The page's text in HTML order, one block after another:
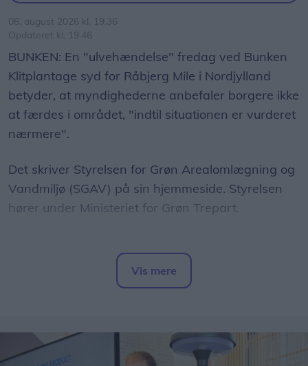
08. august 2026 kl. 19.36
Opdateret kl. 19.46
BUNKEN: En "ulvehændelse" fredag ved Bunken
Klitplantage syd for Råbjerg Mile i Nordjylland
betyder, at myndighederne anbefaler borgere ikke
at færdes i området, "indtil situationen er vurderet
nærmere".
Det skriver Styrelsen for Grøn Arealomlægning og
Vandmiljø (SGAV) på sin hjemmeside. Styrelsen
hører under Ministeriet for Grøn Trepart.
en ulvehvalp og en voksen ulv. Ifølge styrelsen
beskyttede voksenulven sin hvalp ved at vise
- Løberen forsøgte at skræmme ulven væk med
høje råb, og efter et stykke tid fortrak ulven og
Vis mere